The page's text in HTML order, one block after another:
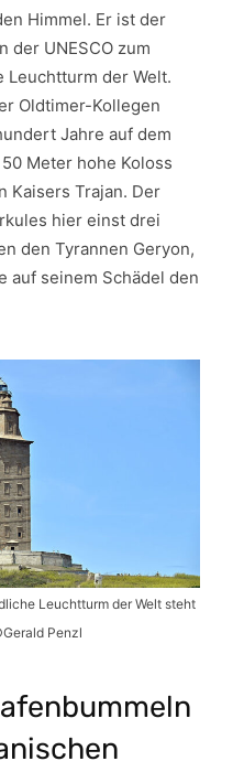
Himmel. Er ist der
der UNESCO zum
Leuchtturm der Welt.
Oldtimer-Kollegen
Jahre auf dem
Meter hohe Koloss
Kaisers Trajan. Der
hier einst drei
den Tyrannen Geryon,
auf seinem Schädel den
Leuchtturm der Welt steht
Penzl